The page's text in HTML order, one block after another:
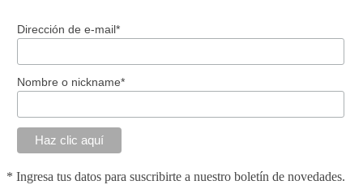
Dirección de e-mail*
Nombre o nickname*
* Ingresa tus datos para suscribirte a nuestro boletín de novedades.